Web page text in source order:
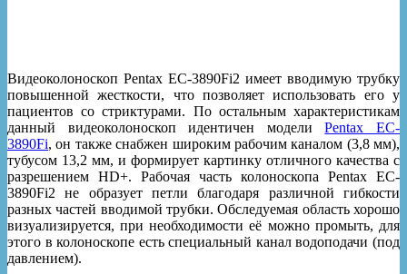
Видеоколоноскоп Pentax EC-3890Fi2 имеет вводимую трубку
повышенной жесткости, что позволяет использовать его у
пациентов со стриктурами. По остальным характеристикам
данный видеоколоноскоп идентичен моделиPentax EC-
3890Fi, он также снабжен широким рабочим каналом (3,8 мм),
тубусом 13,2 мм, и формирует картинку отличного качества с
разрешением HD+. Рабочая часть колоноскопа Pentax EC-
3890Fi2 не образует петли благодаря различной гибкости
разных частей вводимой трубки. Обследуемая область хорошо
визуализируется, при необходимости её можно промыть, для
этого в колоноскопе есть специальный канал водоподачи (под
давлением).